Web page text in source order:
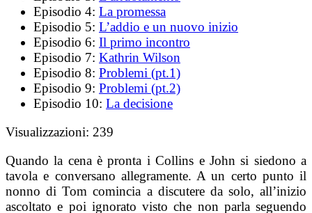
Episodio 4: La promessa
Episodio 5: L’addio e un nuovo inizio
Episodio 6: Il primo incontro
Episodio 7: Kathrin Wilson
Episodio 8: Problemi (pt.1)
Episodio 9: Problemi (pt.2)
Episodio 10: La decisione
Visualizzazioni: 239
Quando la cena è pronta i Collins e John si siedono a
tavola e conversano allegramente. A un certo punto il
nonno di Tom comincia a discutere da solo, all’inizio
ascoltato e poi ignorato visto che non parla seguendo